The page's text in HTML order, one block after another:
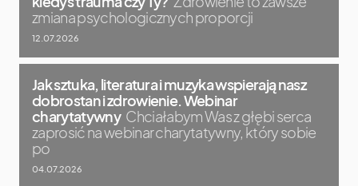
zmiana psychologicznych proporcji
12.07.2026
Jak sztuka, literatura i muzyka wspierają nasz
dobrostan i zdrowienie. Webinar
charytatywny Chciałabym Was z głębi serca
zaprosić na webinar charytatywny, który sobie
po
04.07.2026